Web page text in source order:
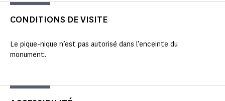
CONDITIONS DE VISITE
Le pique-nique n’est pas autorisé dans l’enceinte du
monument.